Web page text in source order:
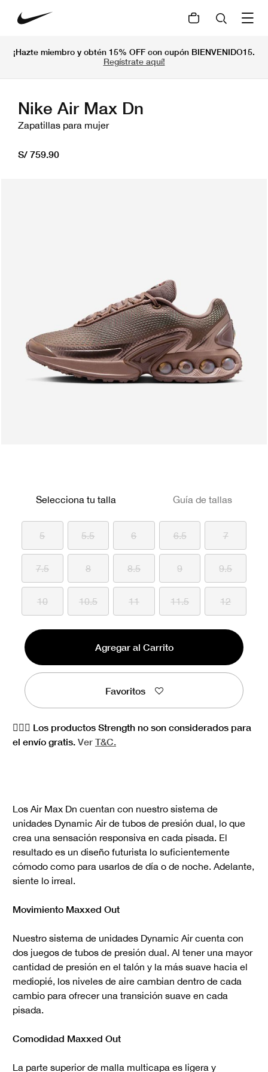
¡Hazte miembro y obtén 15% OFF con cupón BIENVENIDO15.
Regístrate aquí!
Nike Air Max Dn
Zapatillas para mujer
S/ 759.90
Selecciona tu talla Guía de tallas
5 5.5 6 6.5 7
7.5 8 8.5 9 9.5
10 10.5 11 11.5 12
Agregar al Carrito
Favoritos
🏋🏻‍♀️ Los productos Strength no son considerados para
el envío gratis. Ver T&C.
Los Air Max Dn cuentan con nuestro sistema de
unidades Dynamic Air de tubos de presión dual, lo que
crea una sensación responsiva en cada pisada. El
resultado es un diseño futurista lo suficientemente
cómodo como para usarlos de día o de noche. Adelante,
siente lo irreal.
Movimiento Maxxed Out
Nuestro sistema de unidades Dynamic Air cuenta con
dos juegos de tubos de presión dual. Al tener una mayor
cantidad de presión en el talón y la más suave hacia el
mediopié, los niveles de aire cambian dentro de cada
cambio para ofrecer una transición suave en cada
pisada.
Comodidad Maxxed Out
La parte superior de malla multicapa es ligera y